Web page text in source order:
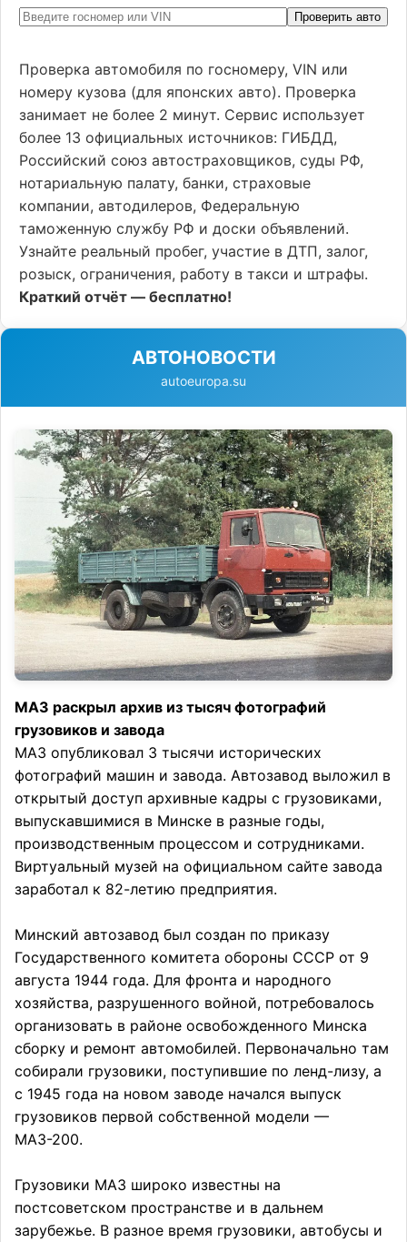
Проверить авто
Проверка автомобиля по госномеру, VIN или
номеру кузова (для японских авто). Проверка
занимает не более 2 минут. Сервис использует
более 13 официальных источников: ГИБДД,
Российский союз автостраховщиков, суды РФ,
нотариальную палату, банки, страховые
компании, автодилеров, Федеральную
таможенную службу РФ и доски объявлений.
Узнайте реальный пробег, участие в ДТП, залог,
розыск, ограничения, работу в такси и штрафы.
Краткий отчёт — бесплатно!
АВТОНОВОСТИ
autoeuropa.su
МАЗ раскрыл архив из тысяч фотографий
грузовиков и завода
МАЗ опубликовал 3 тысячи исторических
фотографий машин и завода. Автозавод выложил в
открытый доступ архивные кадры с грузовиками,
выпускавшимися в Минске в разные годы,
производственным процессом и сотрудниками.
Виртуальный музей на официальном сайте завода
заработал к 82-летию предприятия.
Минский автозавод был создан по приказу
Государственного комитета обороны СССР от 9
августа 1944 года. Для фронта и народного
хозяйства, разрушенного войной, потребовалось
организовать в районе освобожденного Минска
сборку и ремонт автомобилей. Первоначально там
собирали грузовики, поступившие по ленд-лизу, а
с 1945 года на новом заводе начался выпуск
грузовиков первой собственной модели —
МАЗ-200.
Грузовики МАЗ широко известны на
постсоветском пространстве и в дальнем
зарубежье. В разное время грузовики, автобусы и